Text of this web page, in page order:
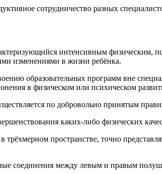
сотрудничество разных
интенсивным физическим,
изменениями в жизни ребёнка.
образовательных программ вне
в физическом или психическом
по добровольно принятым
каких-либо физических
трёхмерном пространстве, точно
соединения между левым и правым